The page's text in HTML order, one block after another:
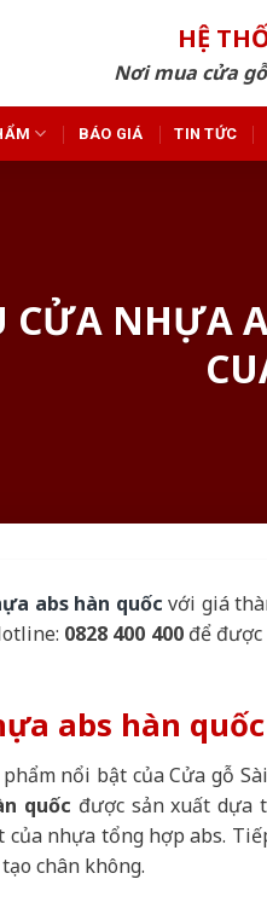
HỆ
Nơi mua cửa
BÁO GIÁ TIN TỨC
CỬA NHỰA
abs hàn quốcvới giá
0828 400 400 để
abs hàn quốc
nổi bật của Cửa gỗ
quốc được sản xuất dựa
nhựa tổng hợp abs.
chân không.